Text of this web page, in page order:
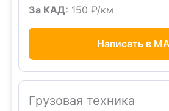
За КАД: 150 ₽/км
Написать в
Грузовая техника